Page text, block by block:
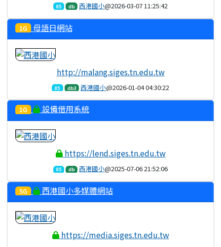
85 db 西港國小@2026-03-07 11:25:42
1G 母語日網站
http://malang.siges.tn.edu.tw
85 db3 西港國小@2026-01-04 04:30:22
1G 設備借用系統
https://lend.siges.tn.edu.tw
85 db 西港國小@2025-07-06 21:52:06
5G 西港國小多媒體網站
https://media.siges.tn.edu.tw